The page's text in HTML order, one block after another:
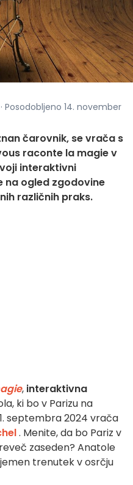
· Posodobljeno 14. november
čarovnik, se vrača s
raconte la magie v
interaktivni
na ogled zgodovine
različnih praks.
, interaktivna
ki bo v Parizu na
septembra 2024 vrača
. Menite, da bo Pariz v
zaseden? Anatole
trenutek v osrčju